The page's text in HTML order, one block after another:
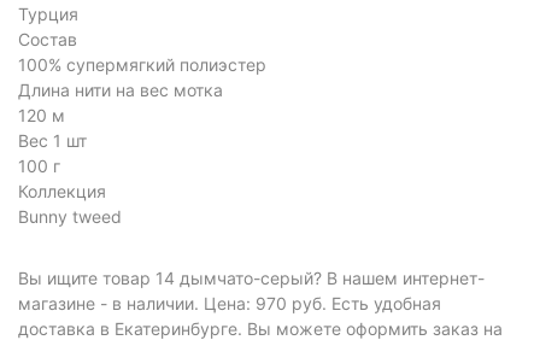
Турция
Состав
100% супермягкий полиэстер
Длина нити на вес мотка
120 м
Вес 1 шт
100 г
Коллекция
Bunny tweed
Вы ищите товар 14 дымчато-серый? В нашем интернет-
магазине - в наличии. Цена: 970 руб. Есть удобная
доставка в Екатеринбурге. Вы можете оформить заказ на